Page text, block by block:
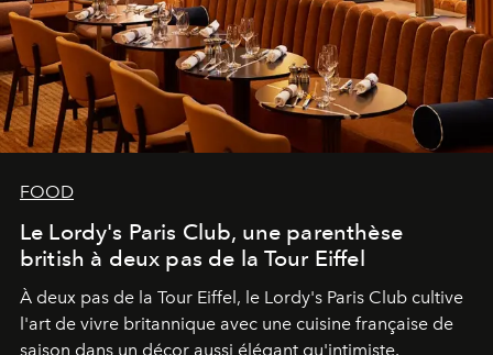
FOOD
Le Lordy's Paris Club, une parenthèse
british à deux pas de la Tour Eiffel
À deux pas de la Tour Eiffel, le Lordy's Paris Club cultive
l'art de vivre britannique avec une cuisine française de
saison dans un décor aussi élégant qu'intimiste.